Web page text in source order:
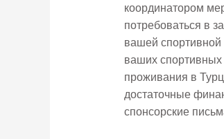
координатором
потребоваться в
вашей
ваших спортивных
проживания в
достаточные
спонсорские